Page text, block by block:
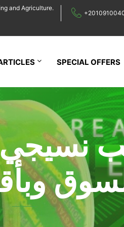
and Agriculture.
SPECIAL OFFERS